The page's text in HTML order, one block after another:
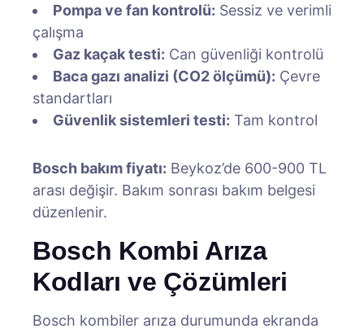
Pompa ve fan kontrolü: Sessiz ve verimli
çalışma
Gaz kaçak testi: Can güvenliği kontrolü
Baca gazı analizi (CO2 ölçümü): Çevre
standartları
Güvenlik sistemleri testi: Tam kontrol
Bosch bakım fiyatı: Beykoz’de 600-900 TL
arası değişir. Bakım sonrası bakım belgesi
düzenlenir.
Bosch Kombi Arıza
Kodları ve Çözümleri
Bosch kombiler arıza durumunda ekranda